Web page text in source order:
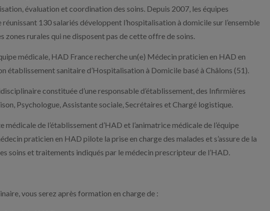
évaluation et coordination des soins. Depuis 2007, les équipes
130 salariés développent l’hospitalisation à domicile sur l’ensemble
zones rurales qui ne disposent pas de cette offre de soins.
médicale, HAD France recherche un(e) Médecin praticien en HAD en
établissement sanitaire d’Hospitalisation à Domicile basé à Châlons (51).
constituée d’une responsable d’établissement, des Infirmières
Psychologue, Assistante sociale, Secrétaires et Chargé logistique.
médicale de l’établissement d’HAD et l’animatrice médicale de l’équipe
praticien en HAD pilote la prise en charge des malades et s’assure de la
soins et traitements indiqués par le médecin prescripteur de l’HAD.
vous serez après formation en charge de :